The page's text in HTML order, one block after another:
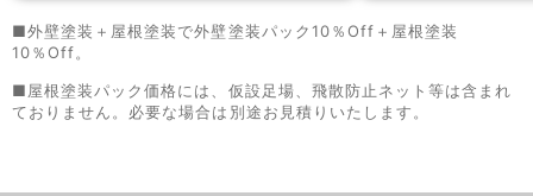
■外壁塗装＋屋根塗装で外壁塗装パック10％Off＋屋根塗装
10％Off。
■屋根塗装パック価格には、仮設足場、飛散防止ネット等は含まれ
ておりません。必要な場合は別途お見積りいたします。